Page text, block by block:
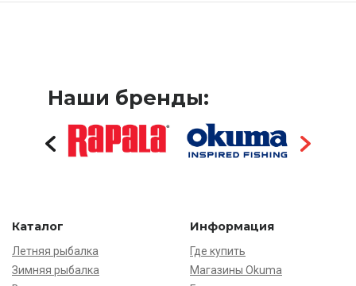
Наши бренды:
Каталог
Летняя рыбалка
Зимняя рыбалка
Информация
Где купить
Магазины Okuma